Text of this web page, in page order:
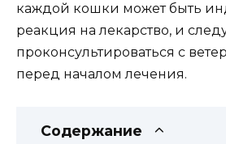
каждой кошки может быть
реакция на лекарство, и
проконсультироваться с
перед началом лечения.
Содержание